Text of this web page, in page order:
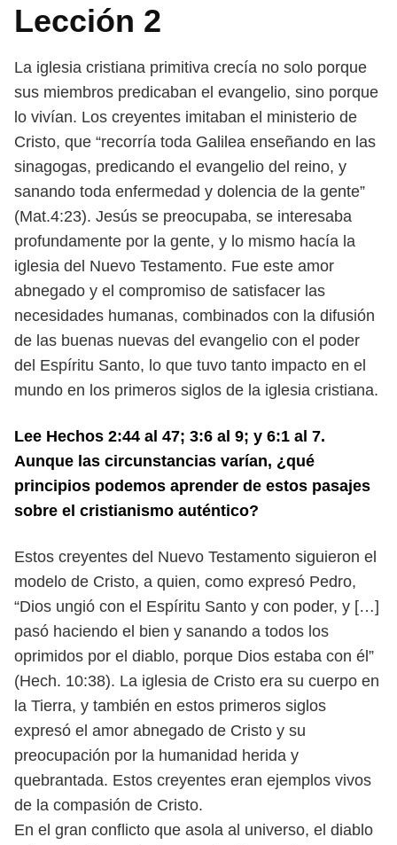
Lección 2
La iglesia cristiana primitiva crecía no solo porque
sus miembros predicaban el evangelio, sino porque
lo vivían. Los creyentes imitaban el ministerio de
Cristo, que “recorría toda Galilea enseñando en las
sinagogas, predicando el evangelio del reino, y
sanando toda enfermedad y dolencia de la gente”
(Mat.4:23). Jesús se preocupaba, se interesaba
profundamente por la gente, y lo mismo hacía la
iglesia del Nuevo Testamento. Fue este amor
abnegado y el compromiso de satisfacer las
necesidades humanas, combinados con la difusión
de las buenas nuevas del evangelio con el poder
del Espíritu Santo, lo que tuvo tanto impacto en el
mundo en los primeros siglos de la iglesia cristiana.
Lee Hechos 2:44 al 47; 3:6 al 9; y 6:1 al 7.
Aunque las circunstancias varían, ¿qué
principios podemos aprender de estos pasajes
sobre el cristianismo auténtico?
Estos creyentes del Nuevo Testamento siguieron el
modelo de Cristo, a quien, como expresó Pedro,
“Dios ungió con el Espíritu Santo y con poder, y […]
pasó haciendo el bien y sanando a todos los
oprimidos por el diablo, porque Dios estaba con él”
(Hech. 10:38). La iglesia de Cristo era su cuerpo en
la Tierra, y también en estos primeros siglos
expresó el amor abnegado de Cristo y su
preocupación por la humanidad herida y
quebrantada. Estos creyentes eran ejemplos vivos
de la compasión de Cristo.
En el gran conflicto que asola al universo, el diablo